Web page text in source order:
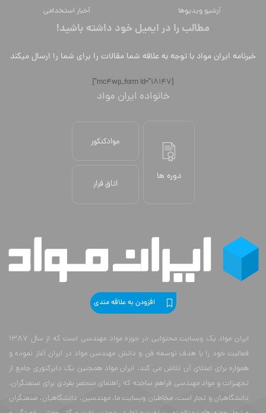
آرشیو ویدیوها
آخبار استخدامی
مطالب را در ایمیل خود داشته باشید!
خبرنامه ایران مواد با توجه به علاقه شما مقالات را برای شما را ارسال میکند
[mc4wp_form id="18147"]
خانواده ایران مواد
دوره ها
موادکنکور
اتاق فرار
افزودن به علاقه مندی
ایران مواد یک وبسایت محتوایی در حوزه مواد مهندسی است که از سال 1387
فعالیت خود را با هدف توسعه فن و دانش مهندسی مواد در ایران آغاز نموده و
همواره برای اعتلای آن تلاش می کند. ایران مواد همچنین یک دایرکتوری جامع از
تجهیزات و مواد مهندسی فراهم ساخته که راهنمای منحصر بفردی برای صنعتگران،
دانشگاهیان و تجار است. مخاطبان وبسایت ما، مهندسین، دانشگاهیان، صنعتگران